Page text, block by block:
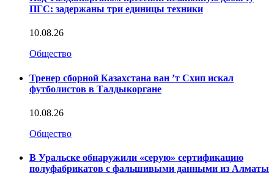
ПГС: задержаны три единицы техники
10.08.26
Общество
Тренер сборной Казахстана ван ’т Схип искал
футболистов в Талдыкоргане
10.08.26
Общество
В Уральске обнаружили «серую» сертификацию
полуфабрикатов с фальшивыми данными из Алматы